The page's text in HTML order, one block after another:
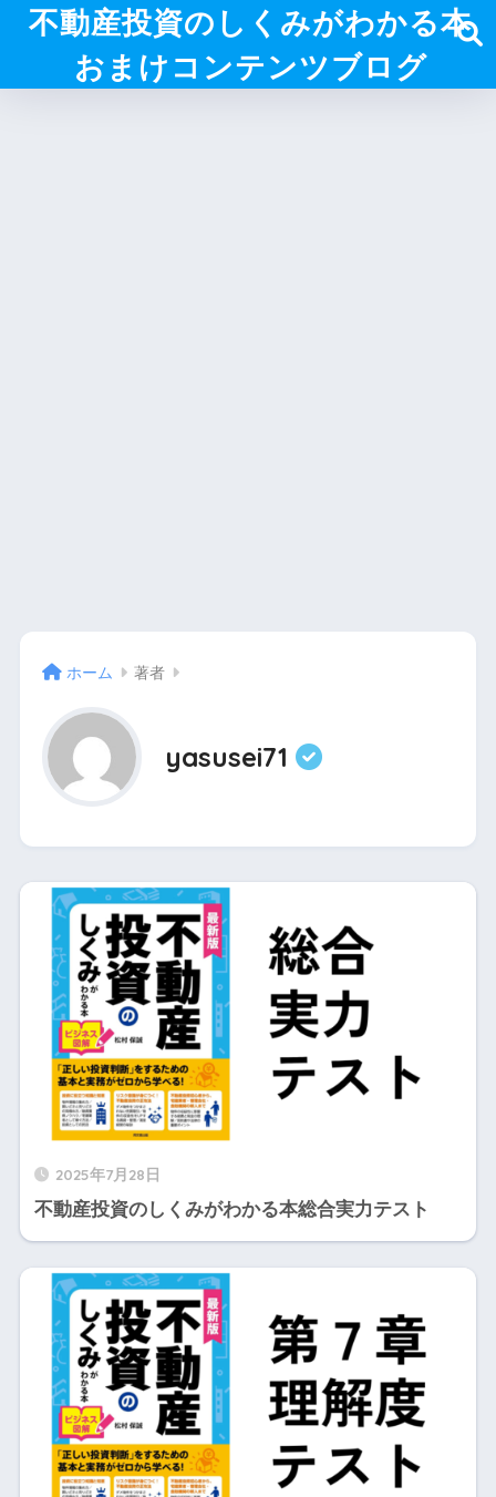
不動産投資のしくみがわかる本
おまけコンテンツブログ
ホーム 著者
yasusei71
2025年7月28日
不動産投資のしくみがわかる本総合実力テスト